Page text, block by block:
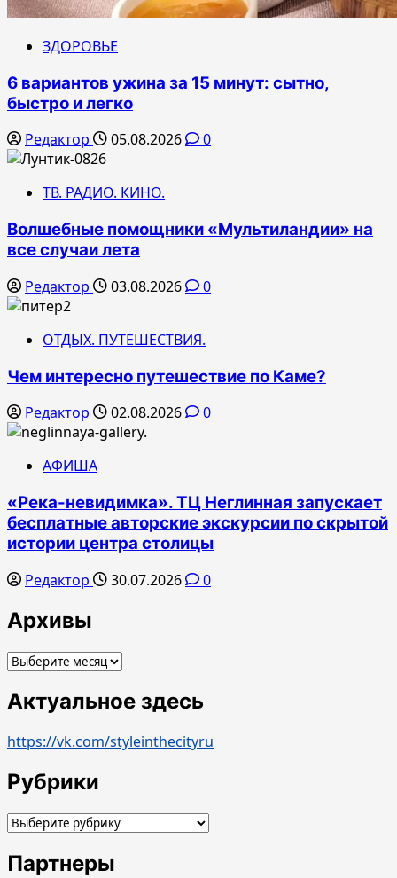
ЗДОРОВЬЕ
6 вариантов ужина за 15 минут: сытно,
быстро и легко
Редактор 05.08.2026 0
ТВ. РАДИО. КИНО.
Волшебные помощники «Мультиландии» на
все случаи лета
Редактор 03.08.2026 0
ОТДЫХ. ПУТЕШЕСТВИЯ.
Чем интересно путешествие по Каме?
Редактор 02.08.2026 0
АФИША
«Река-невидимка». ТЦ Неглинная запускает
бесплатные авторские экскурсии по скрытой
истории центра столицы
Редактор 30.07.2026 0
Архивы
Архивы
Актуальное здесь
https://vk.com/styleinthecityru
Рубрики
Рубрики
Партнеры